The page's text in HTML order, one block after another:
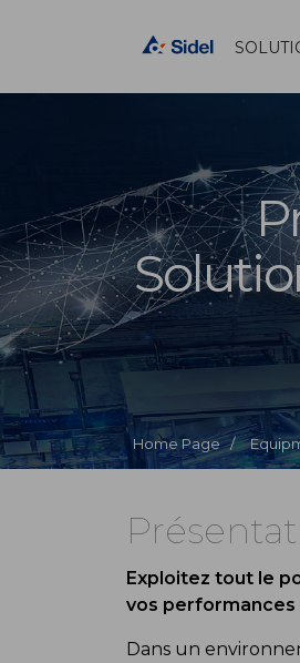
Home Page /
Exploitez tout le
vos
Dans un